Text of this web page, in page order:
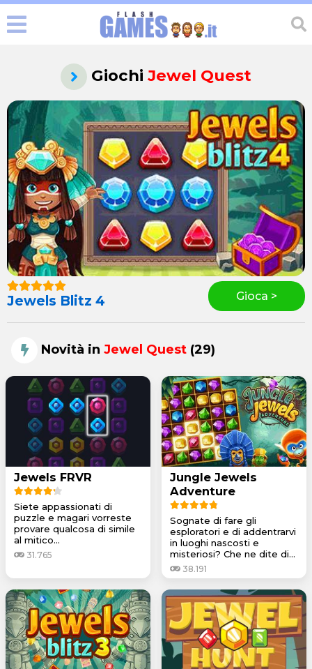
Giochi Jewel Quest
Jewels Blitz 4 Gioca >
Novità in Jewel Quest (29)
Jewels FRVR
Siete appassionati di
puzzle e magari vorreste
provare qualcosa di simile
al mitico...
31.765
Jungle Jewels
Adventure
Sognate di fare gli
esploratori e di addentrarvi
in luoghi nascosti e
misteriosi? Che ne dite di...
38.191